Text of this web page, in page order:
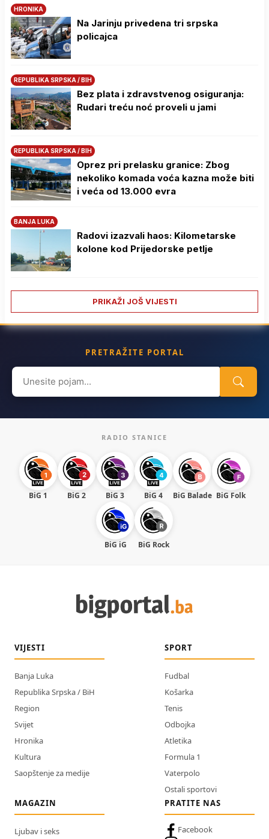
HRONIKA
Na Јarinju privedena tri srpska
policajca
REPUBLIKA SRPSKA / BIH
Bez plata i zdravstvenog osiguranja:
Rudari treću noć proveli u jami
REPUBLIKA SRPSKA / BIH
Oprez pri prelasku granice: Zbog
nekoliko komada voća kazna može biti
i veća od 13.000 evra
BANJA LUKA
Radovi izazvali haos: Kilometarske
kolone kod Prijedorske petlje
PRIKAŽI JOŠ VIJESTI
PRETRAŽITE PORTAL
Search
for:
RADIO STANICE
BiG 1 BiG 2 BiG 3 BiG 4 BiG Balade BiG Folk
BiG iG BiG Rock
VIJESTI
Banja Luka
Republika Srpska / BiH
Region
Svijet
Hronika
Kultura
Saopštenje za medije
SPORT
Fudbal
Košarka
Tenis
Odbojka
Atletika
Formula 1
Vaterpolo
Ostali sportovi
MAGAZIN
Ljubav i seks
PRATITE NAS
Facebook